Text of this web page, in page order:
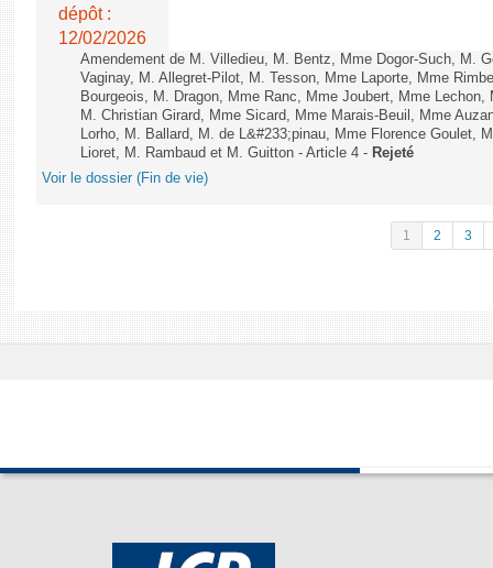
dépôt :
12/02/2026
Amendement de M. Villedieu, M. Bentz, Mme Dogor-Such, M.
Vaginay, M. Allegret-Pilot, M. Tesson, Mme Laporte, Mme
Bourgeois, M. Dragon, Mme Ranc, Mme Joubert, Mme
M. Christian Girard, Mme Sicard, Mme Marais-Beuil, Mme
Lorho, M. Ballard, M. de L&#233;pinau, Mme Florence Goulet,
Lioret, M. Rambaud et M. Guitton - Article 4 - Rejeté
Voir le dossier (Fin de vie)
1 2 3